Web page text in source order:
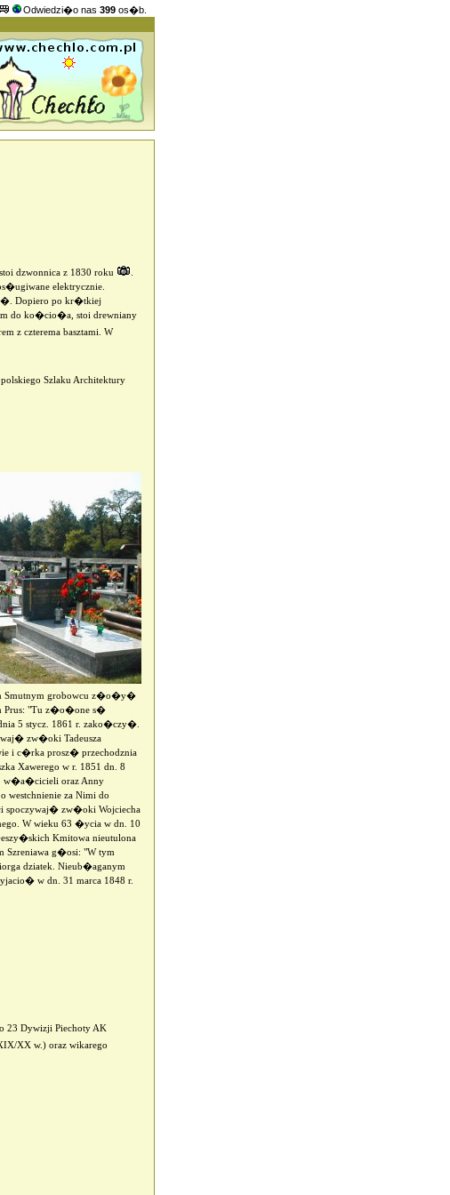
Odwiedzi�o nas 399 os�b.
dzwonnica z 1830 roku
elektrycznie.
Dopiero po kr�tkiej
do ko�cio�a, stoi drewniany
z czterema basztami. W
Szlaku Architektury
Smutnym grobowcu z�o�y�
Prus: "Tu z�o�one s�
5 stycz. 1861 r. zako�czy�.
zw�oki Tadeusza
i c�rka prosz� przechodznia
Xawerego w r. 1851 dn. 8
w�a�cicieli oraz Anny
za Nimi do
spoczywaj� zw�oki Wojciecha
W wieku 63 �ycia w dn. 10
Kmitowa nieutulona
Szreniawa g�osi: "W tym
dziatek. Nieub�aganym
w dn. 31 marca 1848 r.
23 Dywizji Piechoty AK
XX w.) oraz wikarego